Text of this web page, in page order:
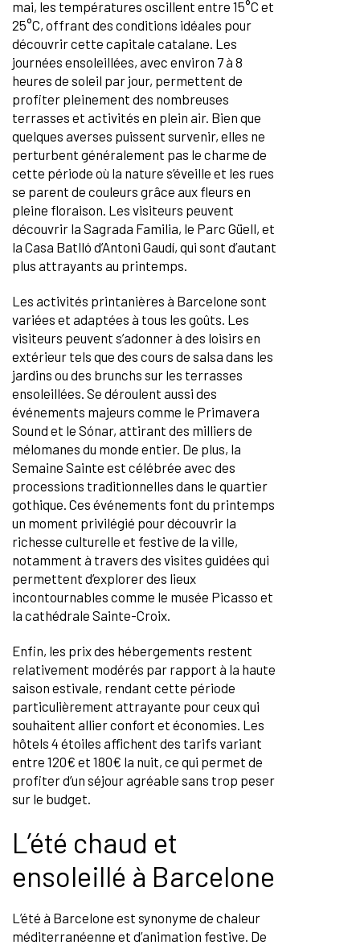
mai, les températures oscillent entre 15°C et
25°C, offrant des conditions idéales pour
découvrir cette capitale catalane. Les
journées ensoleillées, avec environ 7 à 8
heures de soleil par jour, permettent de
profiter pleinement des nombreuses
terrasses et activités en plein air. Bien que
quelques averses puissent survenir, elles ne
perturbent généralement pas le charme de
cette période où la nature s’éveille et les rues
se parent de couleurs grâce aux fleurs en
pleine floraison. Les visiteurs peuvent
découvrir la Sagrada Familia, le Parc Güell, et
la Casa Batlló d’Antoni Gaudí, qui sont d’autant
plus attrayants au printemps.
Les activités printanières à Barcelone sont
variées et adaptées à tous les goûts. Les
visiteurs peuvent s’adonner à des loisirs en
extérieur tels que des cours de salsa dans les
jardins ou des brunchs sur les terrasses
ensoleillées. Se déroulent aussi des
événements majeurs comme le Primavera
Sound et le Sónar, attirant des milliers de
mélomanes du monde entier. De plus, la
Semaine Sainte est célébrée avec des
processions traditionnelles dans le quartier
gothique. Ces événements font du printemps
un moment privilégié pour découvrir la
richesse culturelle et festive de la ville,
notamment à travers des visites guidées qui
permettent d’explorer des lieux
incontournables comme le musée Picasso et
la cathédrale Sainte-Croix.
Enfin, les prix des hébergements restent
relativement modérés par rapport à la haute
saison estivale, rendant cette période
particulièrement attrayante pour ceux qui
souhaitent allier confort et économies. Les
hôtels 4 étoiles affichent des tarifs variant
entre 120€ et 180€ la nuit, ce qui permet de
profiter d’un séjour agréable sans trop peser
sur le budget.
L’été chaud et
ensoleillé à Barcelone
L’été à Barcelone est synonyme de chaleur
méditerranéenne et d’animation festive. De